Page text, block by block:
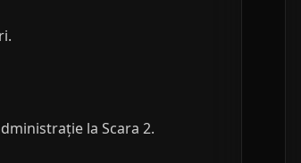
la Scara 2.